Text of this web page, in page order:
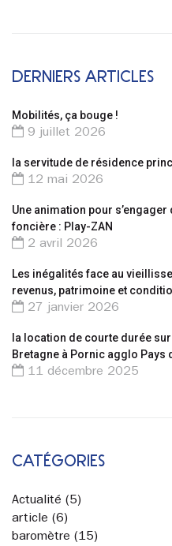
DERNIERS ARTICLES
Mobilités, ça bouge !
9 juillet 2026
la servitude de résidence
12 mai 2026
Une animation pour
foncière : Play-ZAN
2 avril 2026
Les inégalités face au
revenus, patrimoine et
27 janvier 2026
la location de courte durée
Bretagne à Pornic agglo Pays
11 décembre 2025
CATÉGORIES
Actualité (5)
article (6)
baromètre (15)